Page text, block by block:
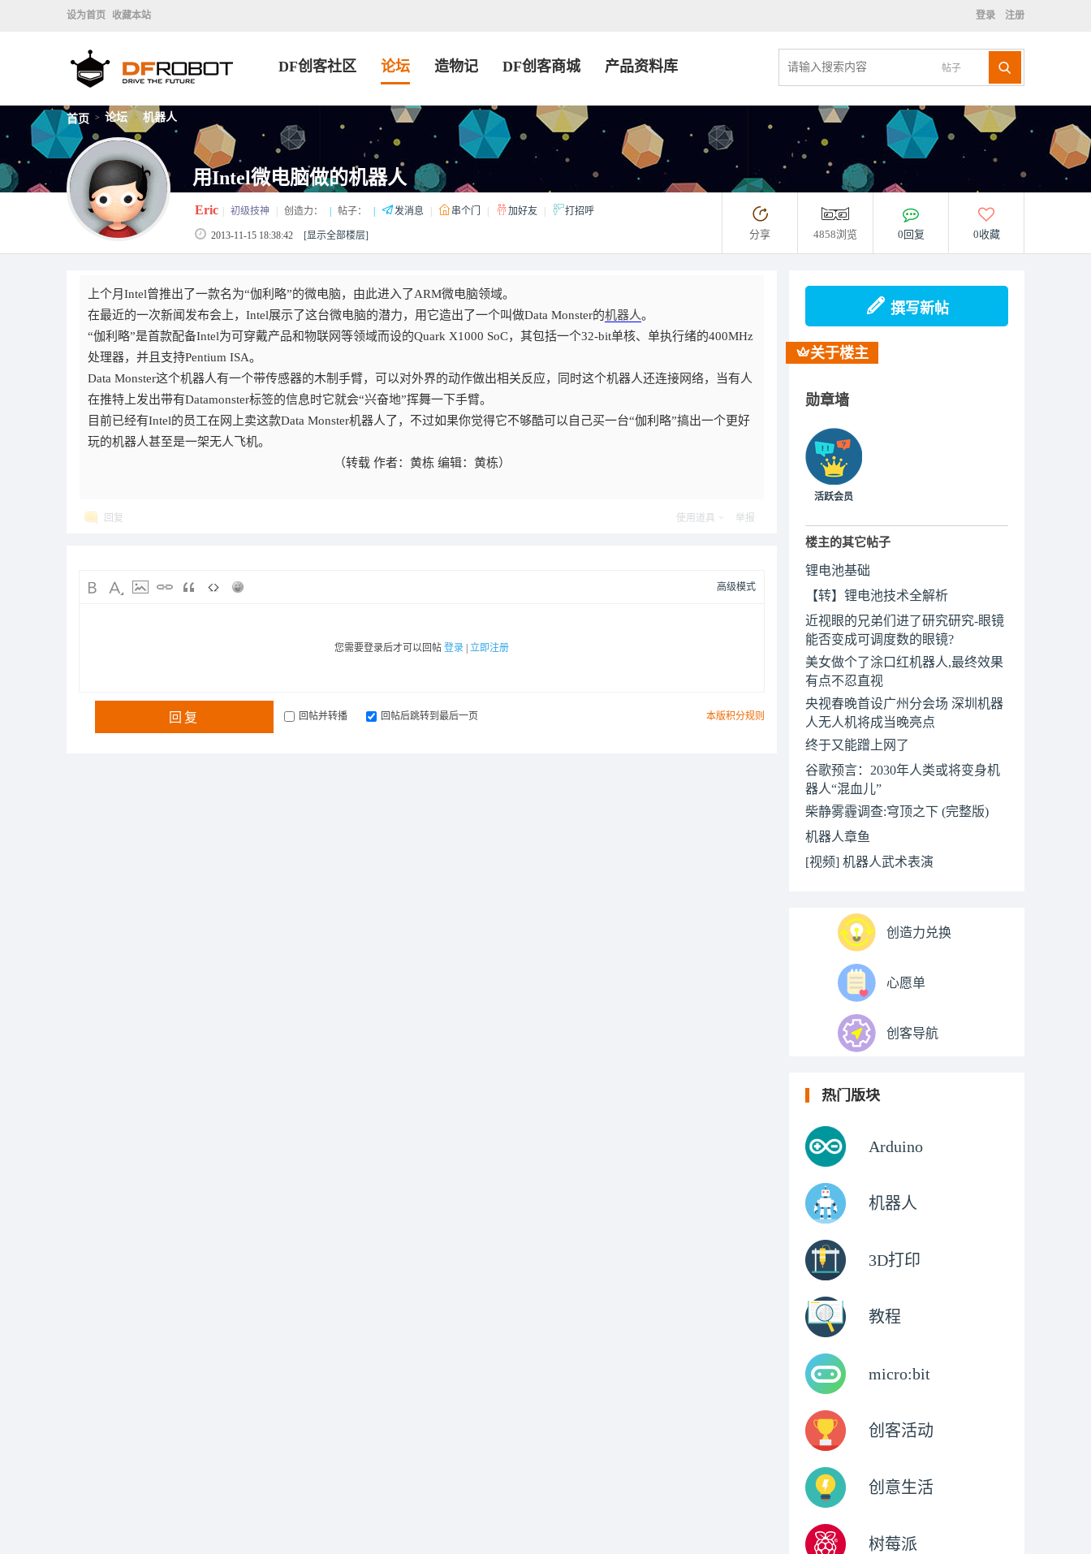
设为首页 收藏本站 登录 注册
帖子
DF创客社区 论坛 造物记 DF创客商城 产品资料库
首页 > 论坛 > 机器人
用Intel微电脑做的机器人
Eric 初级技神 创造力： 帖子： 发消息 串个门 加好友 打招呼
2013-11-15 18:38:42 [显示全部楼层] 分享 4858浏览 0回复 0收藏
上个月Intel曾推出了一款名为“伽利略”的微电脑，由此进入了ARM微电脑领域。
在最近的一次新闻发布会上，Intel展示了这台微电脑的潜力，用它造出了一个叫做Data Monster的机器人。
“伽利略”是首款配备Intel为可穿戴产品和物联网等领域而设的Quark X1000 SoC，其包括一个32-bit单核、单执行绪的400MHz
处理器，并且支持Pentium ISA。
Data Monster这个机器人有一个带传感器的木制手臂，可以对外界的动作做出相关反应，同时这个机器人还连接网络，当有人
在推特上发出带有Datamonster标签的信息时它就会“兴奋地”挥舞一下手臂。
目前已经有Intel的员工在网上卖这款Data Monster机器人了，不过如果你觉得它不够酷可以自己买一台“伽利略”搞出一个更好
玩的机器人甚至是一架无人飞机。
（转载 作者：黄栋 编辑：黄栋）
回复 使用道具 举报
高级模式
您需要登录后才可以回帖 登录 立即注册
本版积分规则
回复 回帖并转播 回帖后跳转到最后一页
撰写新帖
关于楼主
勋章墙
活跃会员
楼主的其它帖子
锂电池基础
【转】锂电池技术全解析
近视眼的兄弟们进了研究研究-眼镜
能否变成可调度数的眼镜?
美女做个了涂口红机器人,最终效果
有点不忍直视
央视春晚首设广州分会场 深圳机器
人无人机将成当晚亮点
终于又能蹭上网了
谷歌预言：2030年人类或将变身机
器人“混血儿”
柴静雾霾调查:穹顶之下 (完整版)
机器人章鱼
[视频] 机器人武术表演
创造力兑换
心愿单
创客导航
热门版块
Arduino
机器人
3D打印
教程
micro:bit
创客活动
创意生活
树莓派